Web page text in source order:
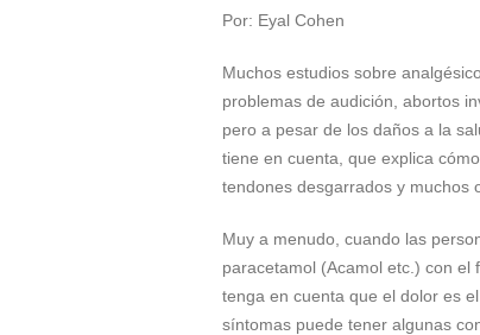
Por: Eyal Cohen
Muchos estudios sobre
problemas de audición, abortos
pero a pesar de los daños a la
tiene en cuenta, que explica
tendones desgarrados y muchos
Muy a menudo, cuando las
paracetamol (Acamol etc.) con el
tenga en cuenta que el dolor es
síntomas puede tener algunas